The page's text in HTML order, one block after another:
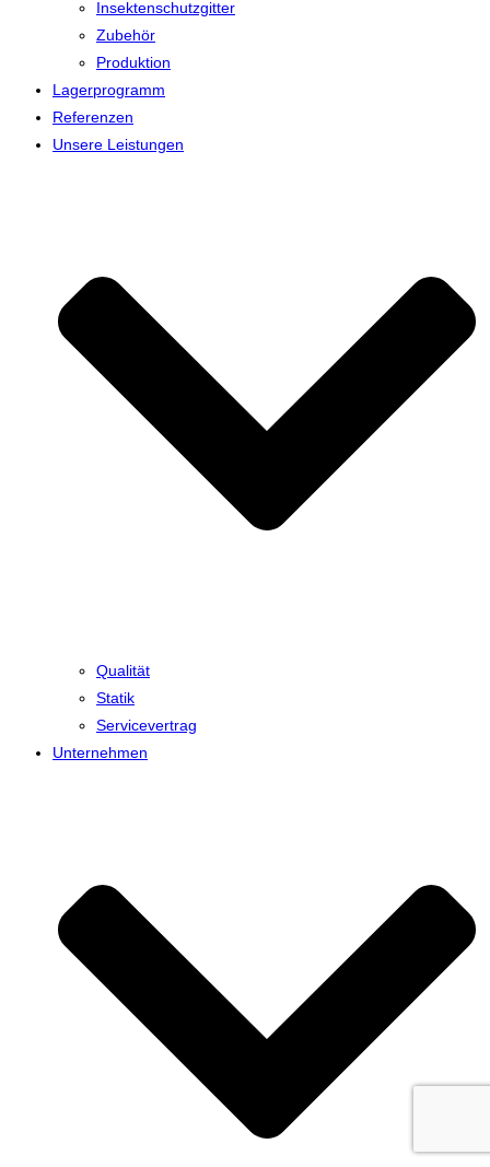
Insektenschutzgitter
Zubehör
Produktion
Lagerprogramm
Referenzen
Unsere Leistungen
Qualität
Statik
Servicevertrag
Unternehmen